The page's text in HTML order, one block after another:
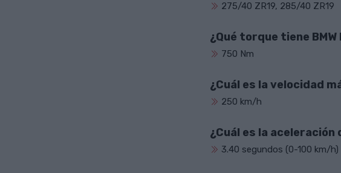
275/40 ZR19, 285/40 ZR19
¿Qué torque tiene BMW
750 Nm
¿Cuál es la velocidad
250 km/h
¿Cuál es la aceleración
3.40 segundos (0-100 km/h)